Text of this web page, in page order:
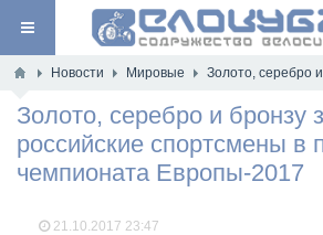
Новости Мировые Золото, серебро
Золото, серебро и бронзу
российские спортсмены в
чемпионата Европы-2017
21.10.2017 23:47